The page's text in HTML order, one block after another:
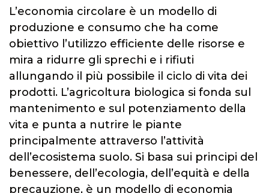
L’economia circolare è un modello di
produzione e consumo che ha come
obiettivo l’utilizzo efficiente delle risorse e
mira a ridurre gli sprechi e i rifiuti
allungando il più possibile il ciclo di vita dei
prodotti. L’agricoltura biologica si fonda sul
mantenimento e sul potenziamento della
vita e punta a nutrire le piante
principalmente attraverso l’attività
dell’ecosistema suolo. Si basa sui principi del
benessere, dell’ecologia, dell’equità e della
precauzione, è un modello di economia